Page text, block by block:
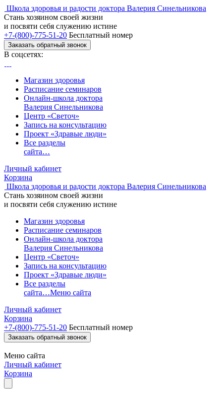
Школа здоровья и радости доктора Валерия Синельникова
Стань хозяином своей жизни
и посвяти себя служению истине
+7-(800)-775-51-20 Бесплатный номер
Заказать обратный звонок
В соцсетях:
Магазин здоровья
Расписание семинаров
Онлайн-школа доктора
Валерия Синельникова
Центр «Светоч»
Запись на консультацию
Проект «Здравые люди»
Все разделы
сайта…
Личный кабинет
Корзина
Школа здоровья и радости доктора Валерия Синельникова
Стань хозяином своей жизни
и посвяти себя служению истине
Магазин здоровья
Расписание семинаров
Онлайн-школа доктора
Валерия Синельникова
Центр «Светоч»
Запись на консультацию
Проект «Здравые люди»
Все разделы
сайта…Меню сайта
Личный кабинет
Корзина
+7-(800)-775-51-20 Бесплатный номер
Заказать обратный звонок
Меню сайта
Личный кабинет
Корзина